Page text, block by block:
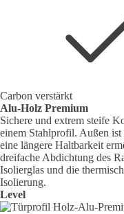
Carbon verstärkt
Alu-Holz Premium
Sichere und extrem steife
einem Stahlprofil. Außen
eine längere Haltbarkeit
dreifache Abdichtung des
Isolierglas und die
Isolierung.
Level